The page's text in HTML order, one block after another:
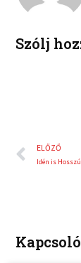
n
Szólj
Előző
ELŐZŐ